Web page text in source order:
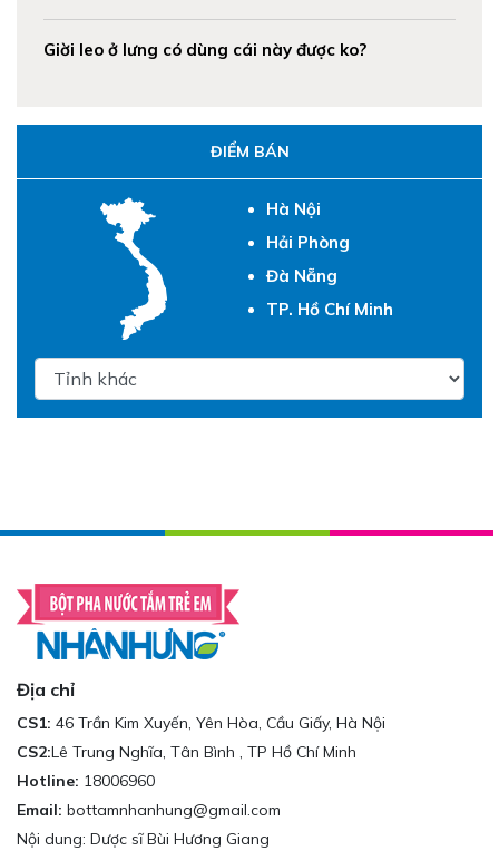
Giời leo ở lưng có dùng cái này được ko?
ĐIỂM BÁN
Hà Nội
Hải Phòng
Đà Nẵng
TP. Hồ Chí Minh
Địa chỉ
CS1: 46 Trần Kim Xuyến, Yên Hòa, Cầu Giấy, Hà Nội
CS2:Lê Trung Nghĩa, Tân Bình , TP Hồ Chí Minh
Hotline: 18006960
Email: bottamnhanhung@gmail.com
Nội dung: Dược sĩ Bùi Hương Giang